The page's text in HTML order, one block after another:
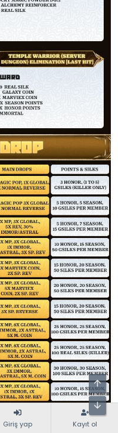
Giriş yap Kayıt ol